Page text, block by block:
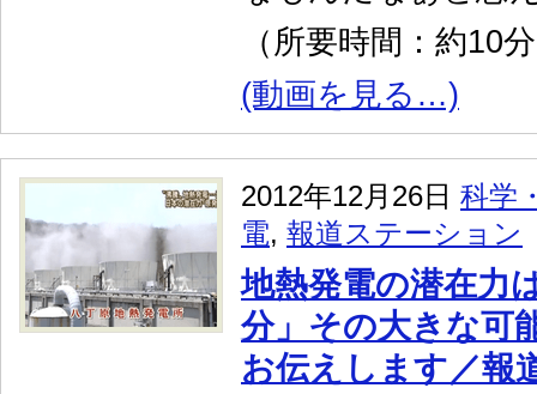
（所要時間：約10
(動画を見る…)
2012年12月26日 科学
電, 報道ステーション
地熱発電の潜在力
分」その大きな可
お伝えします／報